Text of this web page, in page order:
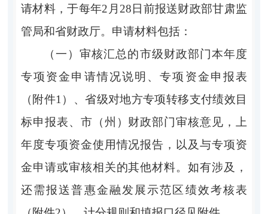
请材料，于每年2 月 28日前报送财政部甘肃监
管局和省财政厅。申请材料包括：
（一）审核汇总的市级财政部门本年度
专项资金申请情况说明、专项资金申报表
（附件1 ）、省级对地方专项转移支付绩效目
标申报表、市（州）财政部门审核意见，上
年度专项资金使用情况报告，以及与专项资
金申请或审核相关的其他材料。如有涉及，
还需报送普惠金融发展示范区绩效考核表